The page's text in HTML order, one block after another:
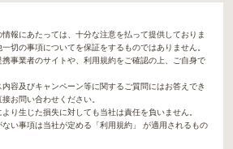
報にあたっては、十分な注意を払って提供しておりま
切の事項についてを保証をするものではありません。
事業者のサイトや、利用規約をご確認の上、ご自身で
容及びキャンペーン等に関するご質問にはお答えでき
お問い合わせください。
り生じた損失に対しても当社は責任を負いません。
い事項は当社が定める「利用規約」 が適用されるもの